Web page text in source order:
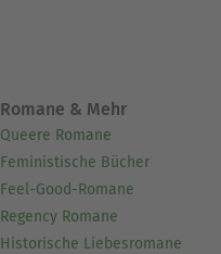
Romane & Mehr
Queere Romane
Feministische Bücher
Feel-Good-Romane
Regency Romane
Historische Liebesromane